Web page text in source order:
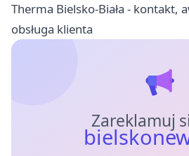
Therma Bielsko-Biała - kontakt,
obsługa klienta
Zareklamuj